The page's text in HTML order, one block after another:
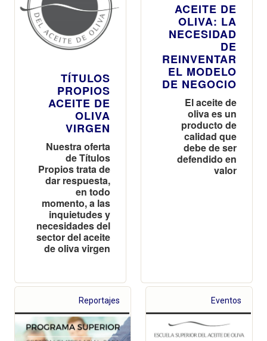
TÍTULOS
PROPIOS
ACEITE DE
OLIVA
VIRGEN
Nuestra oferta
de Títulos
Propios trata de
dar respuesta,
en todo
momento, a las
inquietudes y
necesidades del
sector del aceite
de oliva virgen
ACEITE DE
OLIVA: LA
NECESIDAD
DE
REINVENTAR
EL MODELO
DE NEGOCIO
El aceite de
oliva es un
producto de
calidad que
debe de ser
defendido en
valor
Reportajes Eventos